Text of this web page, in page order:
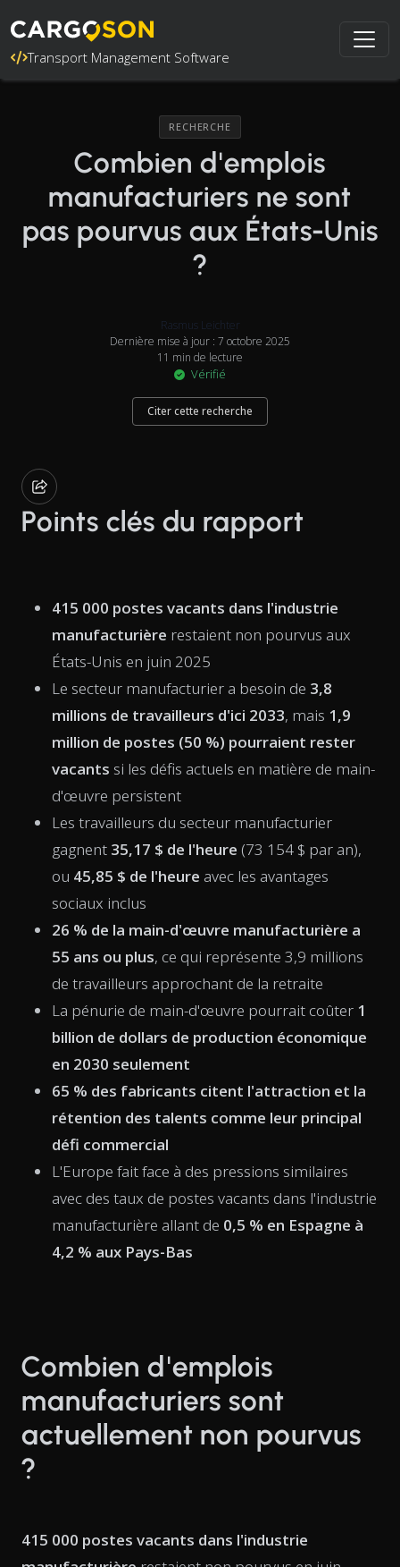
Transport Management Software
RECHERCHE
Combien d'emplois
manufacturiers ne sont
pas pourvus aux États-Unis
?
Rasmus Leichter
Dernière mise à jour : 7 octobre 2025
11 min de lecture
Vérifié
Citer cette recherche
Points clés du rapport
415 000 postes vacants dans l'industrie
manufacturière restaient non pourvus aux
États-Unis en juin 2025
Le secteur manufacturier a besoin de 3,8
millions de travailleurs d'ici 2033, mais 1,9
million de postes (50 %) pourraient rester
vacants si les défis actuels en matière de main-
d'œuvre persistent
Les travailleurs du secteur manufacturier
gagnent 35,17 $ de l'heure (73 154 $ par an),
ou 45,85 $ de l'heure avec les avantages
sociaux inclus
26 % de la main-d'œuvre manufacturière a
55 ans ou plus, ce qui représente 3,9 millions
de travailleurs approchant de la retraite
La pénurie de main-d'œuvre pourrait coûter 1
billion de dollars de production économique
en 2030 seulement
65 % des fabricants citent l'attraction et la
rétention des talents comme leur principal
défi commercial
L'Europe fait face à des pressions similaires
avec des taux de postes vacants dans l'industrie
manufacturière allant de 0,5 % en Espagne à
4,2 % aux Pays-Bas
Combien d'emplois
manufacturiers sont
actuellement non pourvus
?
415 000 postes vacants dans l'industrie